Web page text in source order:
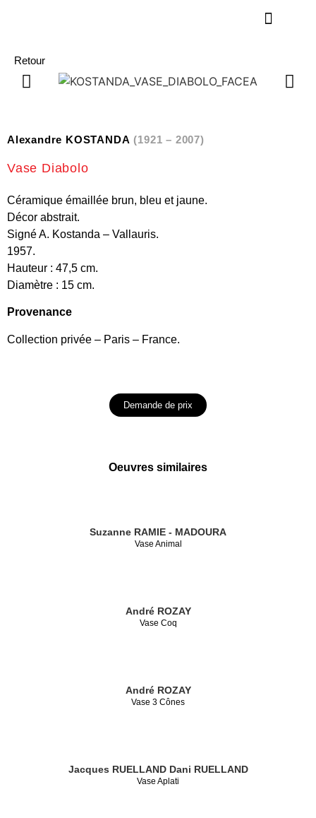
Retour
Alexandre KOSTANDA (1921 – 2007)
Vase Diabolo
Céramique émaillée brun, bleu et jaune.
Décor abstrait.
Signé A. Kostanda – Vallauris.
1957.
Hauteur : 47,5 cm.
Diamètre : 15 cm.
Provenance
Collection privée – Paris – France.
Demande de prix
Oeuvres similaires
Suzanne RAMIE - MADOURA
Vase Animal
André ROZAY
Vase Coq
André ROZAY
Vase 3 Cônes
Jacques RUELLAND Dani RUELLAND
Vase Aplati